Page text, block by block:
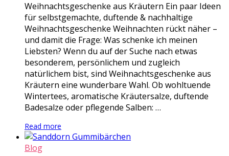
Weihnachtsgeschenke aus Kräutern Ein paar Ideen
für selbstgemachte, duftende & nachhaltige
Weihnachtsgeschenke Weihnachten rückt näher –
und damit die Frage: Was schenke ich meinen
Liebsten? Wenn du auf der Suche nach etwas
besonderem, persönlichem und zugleich
natürlichem bist, sind Weihnachtsgeschenke aus
Kräutern eine wunderbare Wahl. Ob wohltuende
Wintertees, aromatische Kräutersalze, duftende
Badesalze oder pflegende Salben: …
Read more
Blog